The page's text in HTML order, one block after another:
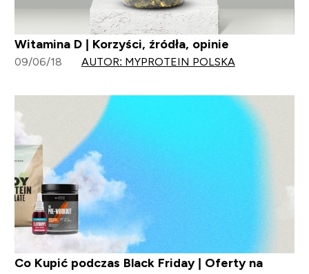
Witamina D | Korzyści, źródła, opinie
09/06/18 AUTOR: MYPROTEIN POLSKA
Co Kupić podczas Black Friday | Oferty na